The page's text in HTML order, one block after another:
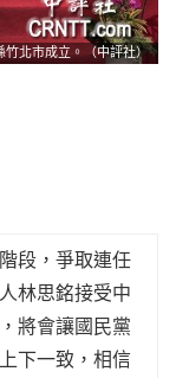
竹北市成立。（中評社）
段，爭取連任
林思銘接受中
將會讓國民黨
下一致，相信